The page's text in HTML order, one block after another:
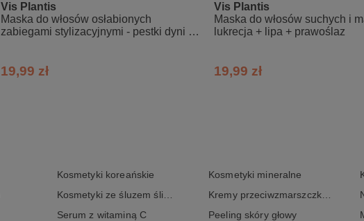
Vis Plantis
Maska do włosów osłabionych
zabiegami stylizacyjnymi - pestki dyni +
19,99 zł
Vis Plantis
Maska do włosów suchych i
lukrecja + lipa + prawoślaz
19,99 zł
Kosmetyki koreańskie Kosmetyki mineralne
Kosmetyki ze śluzem ślimaka Kremy przeciwzmarszczkowe
Serum z witaminą C Peeling skóry głowy